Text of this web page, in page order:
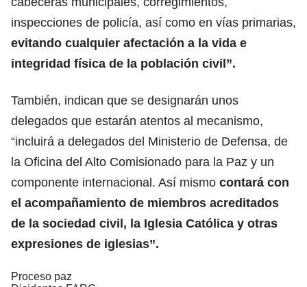
inspecciones de policía, así como en vías primarias,
evitando cualquier afectación a la vida e
integridad física de la población civil”.
También, indican que se designarán unos
delegados que estarán atentos al mecanismo,
“incluirá a delegados del Ministerio de Defensa, de
la Oficina del Alto Comisionado para la Paz y un
componente internacional. Así mismo contará con
el acompañamiento de miembros acreditados
de la sociedad civil, la Iglesia Católica y otras
expresiones de iglesias”.
Proceso paz